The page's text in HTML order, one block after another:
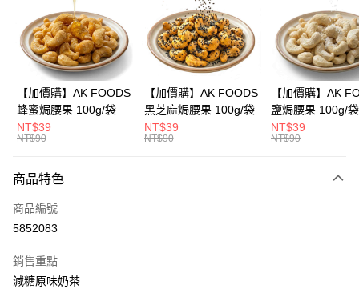
合作金庫商業銀行
第一商業銀行
華南商業銀行
彰化商業銀行
上海商業儲蓄銀行
台北富邦商業銀行
國泰世華商業銀行
兆豐國際商業銀行
臺灣中小企業銀行
匯豐（台灣）商業銀行
華泰商業銀行
聯邦商業銀行
遠東國際商業銀行
元大商業銀行
台灣樂天信用卡公司
超商取貨付款
LINE Pay
Apple Pay
街口支付
悠遊付
AFTEE先享後付
【關於「AFTEE先享後付」】
AFTEE先享後付是「在收到商品之後才付款」的支付方式。 讓您購物簡單
２．便利：只要手機號碼，簡訊認證，即可結帳。
３．安心：先確認商品／服務後，再付款。
運送方式
全家取貨付款
【加價購】AK FOODS
蜂蜜焗腰果 100g/袋
NT$39
NT$90
【加價購】AK FOODS
黑芝麻焗腰果 100g/袋
NT$39
NT$90
【加價購】AK
鹽焗腰果 100g/袋
NT$39
NT$90
商品特色
商品編號
5852083
銷售重點
減糖原味奶茶